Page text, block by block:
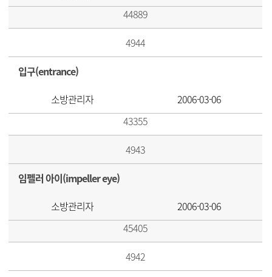
44889
4944
입구(entrance)
소방관리자
2006-03-06
43355
4943
임펠러 아이(impeller eye)
소방관리자
2006-03-06
45405
4942